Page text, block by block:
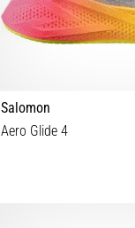
Salomon
Aero Glide 4
41⅓ 42 42⅔ 43⅓ 44